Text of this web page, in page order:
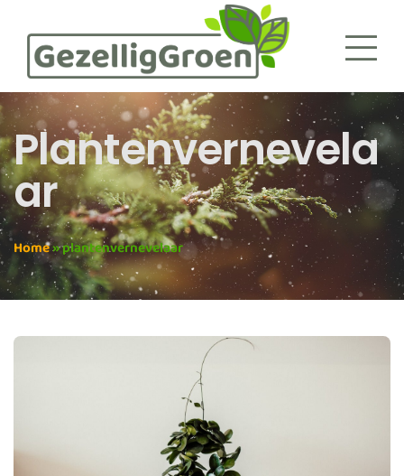
Plantenvernevela
Ar
Home»plantenvernevelaar